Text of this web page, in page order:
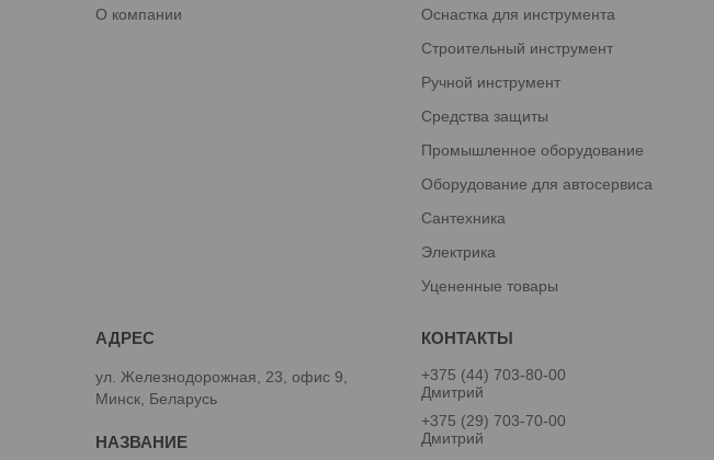
О компании
Оснастка для инструмента
Строительный инструмент
Ручной инструмент
Средства защиты
Промышленное оборудование
Оборудование для автосервиса
Сантехника
Электрика
Уцененные товары
ул. Железнодорожная, 23, офис 9,
Минск, Беларусь
+375 (44) 703-80-00
Дмитрий
+375 (29) 703-70-00
Дмитрий